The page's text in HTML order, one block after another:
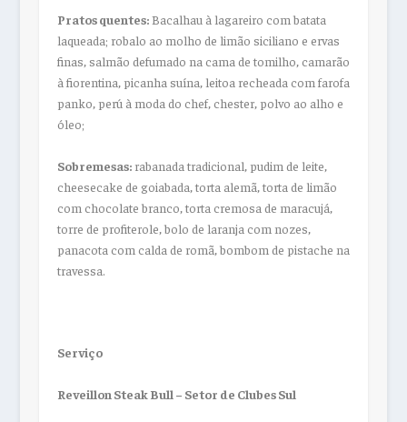
Pratos quentes:Bacalhau à lagareiro com batata
laqueada; robalo ao molho de limão siciliano e ervas
finas, salmão defumado na cama de tomilho, camarão
à fiorentina, picanha suína, leitoa recheada com farofa
panko, perú à moda do chef, chester, polvo ao alho e
óleo;
Sobremesas:rabanada tradicional, pudim de leite,
cheesecake de goiabada, torta alemã, torta de limão
com chocolate branco, torta cremosa de maracujá,
torre de profiterole, bolo de laranja com nozes,
panacota com calda de romã, bombom de pistache na
travessa.
Serviço
Reveillon Steak Bull – Setor de Clubes Sul